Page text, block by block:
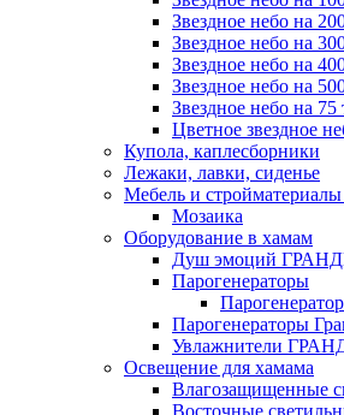
Звездное небо на
Звездное небо на
Звездное небо на
Звездное небо на
Звездное небо на 75
Цветное звездное
Купола, каплесборники
Лежаки, лавки, сиденье
Мебель и
Мозаика
Оборудование в хамам
Душ эмоций
Парогенераторы
Парогенераторы
Увлажнители
Освещение для хамама
Влагозащищенные